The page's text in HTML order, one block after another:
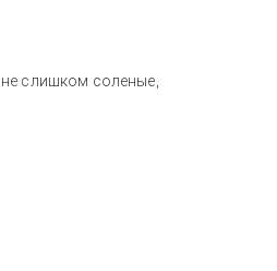
слишком соленые,